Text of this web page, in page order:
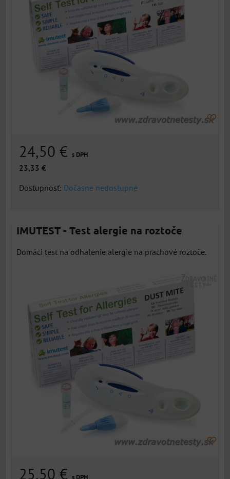
24,50 € s DPH
23,33 €
Dostupnosť: Dočasne nedostupné
IMUTEST - Test alergie na roztoče
Domáci test na odhalenie alergie na prachové roztoče.
25,50 €